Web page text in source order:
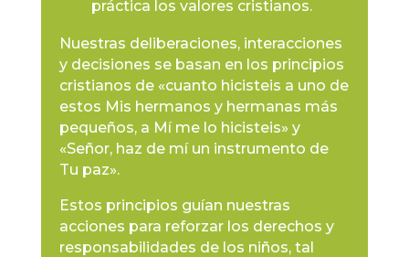
práctica los valores cristianos.
Nuestras deliberaciones, interacciones
y decisiones se basan en los principios
cristianos de «cuanto hicisteis a uno de
estos Mis hermanos y hermanas más
pequeños, a Mí me lo hicisteis» y
«Señor, haz de mí un instrumento de
Tu paz».
Estos principios guían nuestras
acciones para reforzar los derechos y
responsabilidades de los niños, tal